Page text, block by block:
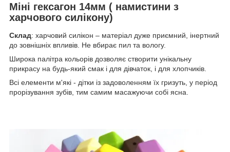
Міні гексагон 14мм ( намистини з
харчового силікону)
Склад: харчовий силікон – матеріал дуже приємний, інертний
до зовнішніх впливів. Не вбирає пил та вологу.
Широка палітра кольорів дозволяє створити унікальну
прикрасу на будь-який смак і для дівчаток, і для хлопчиків.
Всі елементи м'які - дітки із задоволенням їх гризуть, у період
прорізування зубів, тим самим масажуючи собі ясна.